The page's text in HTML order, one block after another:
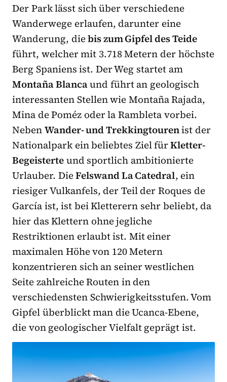
Der Park lässt sich über verschiedene
Wanderwege erlaufen, darunter eine
Wanderung, diebis zum Gipfel des Teide
führt, welcher mit 3.718 Metern der höchste
Berg Spaniens ist. Der Weg startet am
Montaña Blancaund führt an geologisch
interessanten Stellen wie Montaña Rajada,
Mina de Poméz oder la Rambleta vorbei.
NebenWander- und Trekkingtourenist der
Nationalpark ein beliebtes Ziel fürKletter-
Begeisterteund sportlich ambitionierte
Urlauber. DieFelswand La Catedral, ein
riesiger Vulkanfels, der Teil der Roques de
García ist, ist bei Kletterern sehr beliebt, da
hier das Klettern ohne jegliche
Restriktionen erlaubt ist. Mit einer
maximalen Höhe von 120 Metern
konzentrieren sich an seiner westlichen
Seite zahlreiche Routen in den
verschiedensten Schwierigkeitsstufen. Vom
Gipfel überblickt man die Ucanca-Ebene,
die von geologischer Vielfalt geprägt ist.